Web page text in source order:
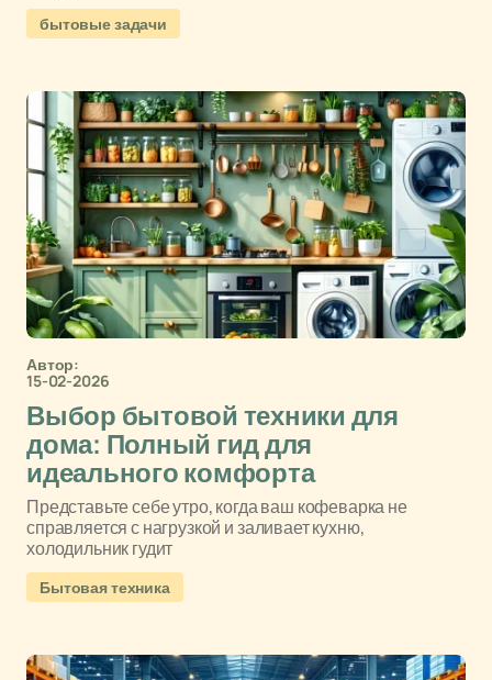
бытовые задачи
Автор:
15-02-2026
Выбор бытовой техники для
дома: Полный гид для
идеального комфорта
Представьте себе утро, когда ваш кофеварка не
справляется с нагрузкой и заливает кухню,
холодильник гудит
Бытовая техника